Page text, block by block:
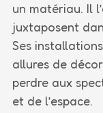
un matériau. Il
juxtaposent
Ses
allures de
perdre aux
et de l’espace.